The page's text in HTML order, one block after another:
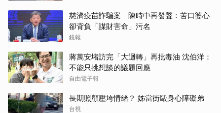
慈濟疫苗詐騙案 陳時中再發聲：苦口婆心
卻背負「謀財害命」污名
鏡報
蔣萬安堵訪完「大迴轉」再批毒油 沈伯洋：
不能只挑想談的議題回應
自由電子報
長期照顧壓垮情緒？ 姊當街毆身心障礙弟
台視